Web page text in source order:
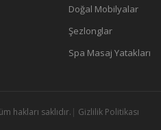
Doğal Mobilyalar
Şezlonglar
Spa Masaj Yatakları
hakları saklıdır. Gizlilik Politikası